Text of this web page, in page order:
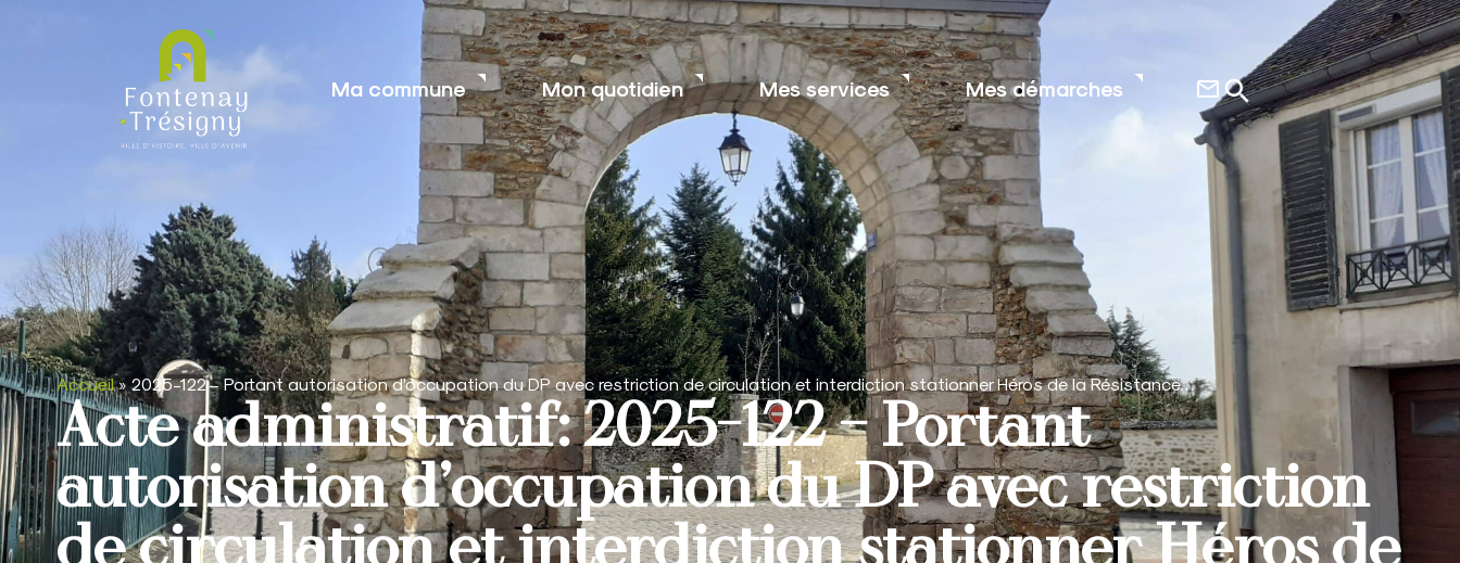
Ma commune Mon quotidien Mes services Mes démarches
Accueil»2025-122 – Portant autorisation d’occupation du DP avec restriction de circulation et interdiction stationner Héros de la Résistance…
Acte administratif: 2025-122 – Portant
autorisation d’occupation du DP avec restriction